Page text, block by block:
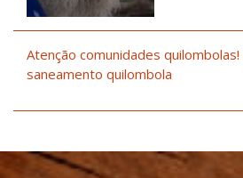
Atenção comunidades
saneamento quilombola